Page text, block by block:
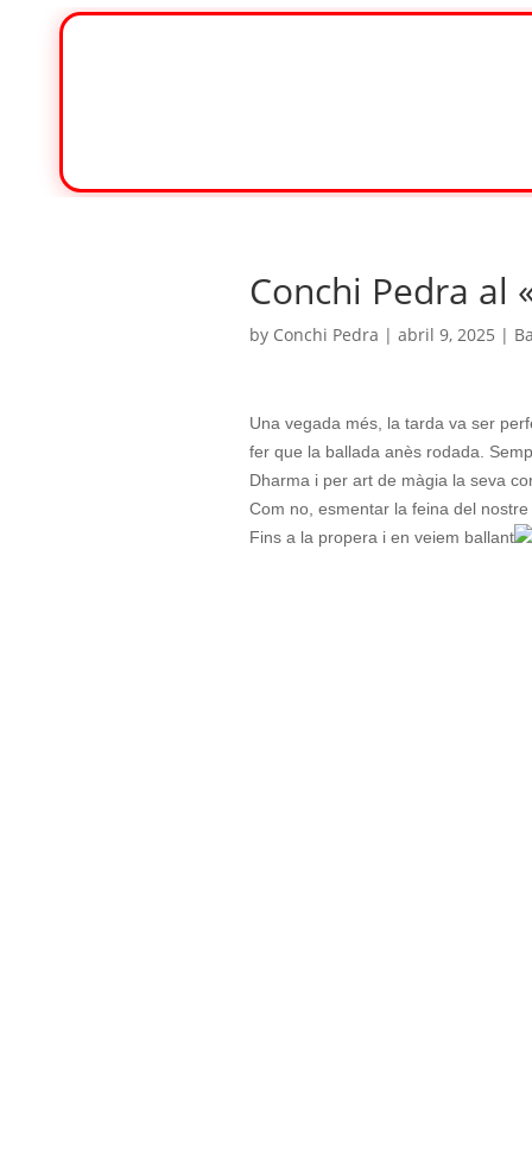
Conchi Pedra al
by Conchi Pedra | abril 9, 2025 |
Una vegada més, la tarda va ser
fer que la ballada anès rodada.
Dharma i per art de màgia la seva
Com no, esmentar la feina del
Fins a la propera i en veiem ballant